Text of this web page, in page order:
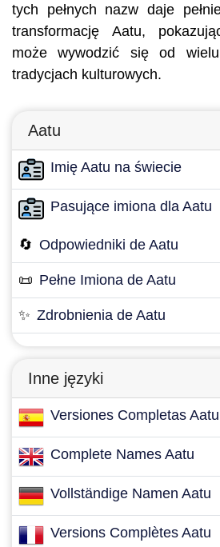
tych pełnych nazw daje
transformację Aatu,
może wywodzić się od
tradycjach kulturowych.
Aatu
Imię Aatu na świecie
Pasujące imiona dla Aatu
🔄 Odpowiedniki de Aatu
📜 Pełne Imiona de Aatu
✨ Zdrobnienia de Aatu
Inne języki
Versiones Completas Aatu
Complete Names Aatu
Vollständige Namen Aatu
Versions Complètes Aatu